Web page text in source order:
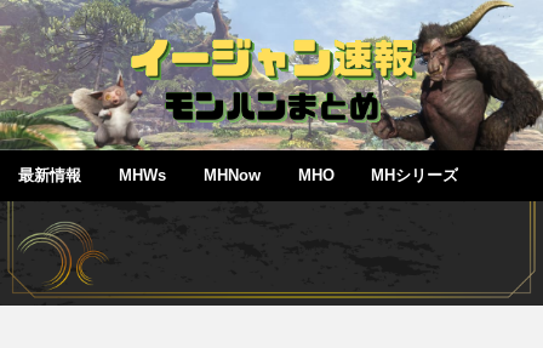
最新情報 MHWs MHNow MHO MHシリーズ